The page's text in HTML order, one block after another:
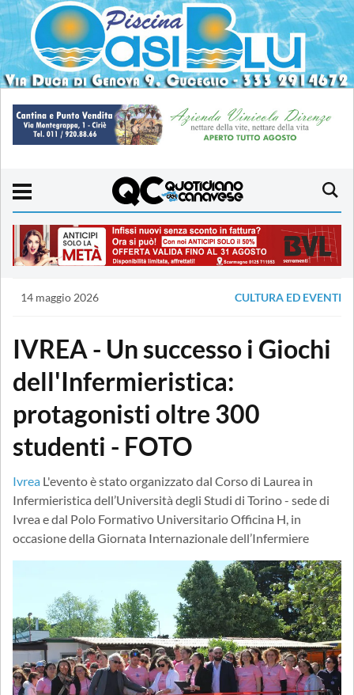
14 maggio 2026 CULTURA ED EVENTI
IVREA - Un successo i Giochi
dell'Infermieristica:
protagonisti oltre 300
studenti - FOTO
Ivrea L'evento è stato organizzato dal Corso di Laurea in
Infermieristica dell’Università degli Studi di Torino - sede di
Ivrea e dal Polo Formativo Universitario Officina H, in
occasione della Giornata Internazionale dell’Infermiere